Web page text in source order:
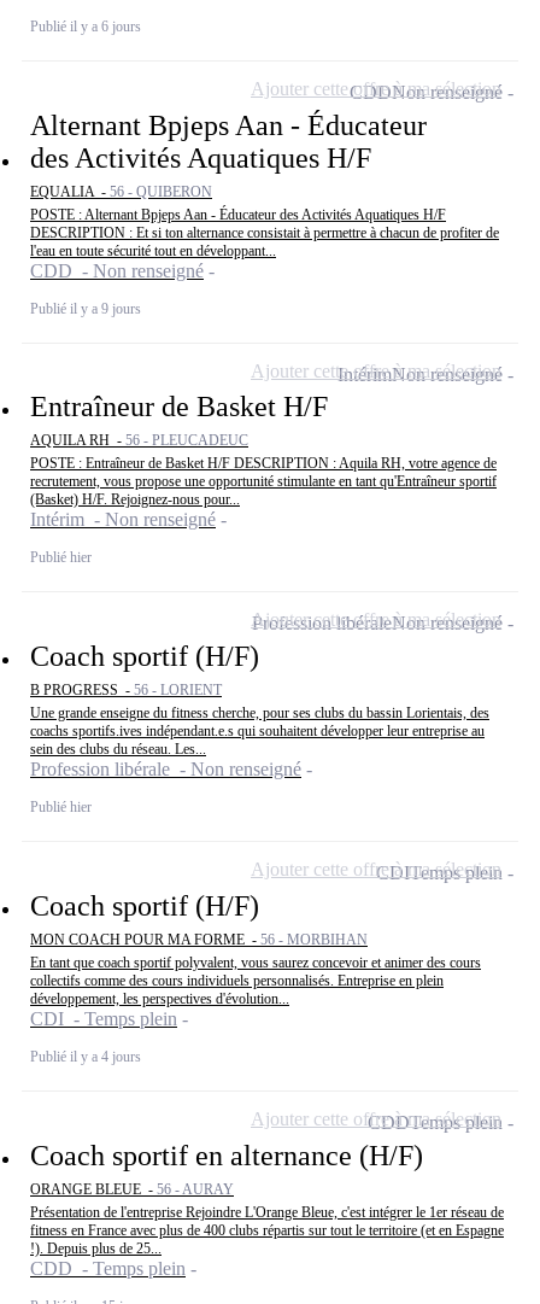
Publié il y a 6 jours
Alternant Bpjeps Aan - Éducateur
des Activités Aquatiques H/F
EQUALIA - 56 - QUIBERON
POSTE : Alternant Bpjeps Aan - Éducateur des Activités Aquatiques H/F
DESCRIPTION : Et si ton alternance consistait à permettre à chacun de profiter de
l'eau en toute sécurité tout en développant...
CDD - Non renseigné
Publié il y a 9 jours
CDDNon renseigné
Ajouter cette offre à ma sélection
Entraîneur de Basket H/F
AQUILA RH - 56 - PLEUCADEUC
POSTE : Entraîneur de Basket H/F DESCRIPTION : Aquila RH, votre agence de
recrutement, vous propose une opportunité stimulante en tant qu'Entraîneur sportif
(Basket) H/F. Rejoignez-nous pour...
Intérim - Non renseigné
Publié hier
IntérimNon renseigné
Ajouter cette offre à ma sélection
Coach sportif (H/F)
B PROGRESS - 56 - LORIENT
Une grande enseigne du fitness cherche, pour ses clubs du bassin Lorientais, des
coachs sportifs.ives indépendant.e.s qui souhaitent développer leur entreprise au
sein des clubs du réseau. Les...
Profession libérale - Non renseigné
Publié hier
Profession libéraleNon renseigné
Ajouter cette offre à ma sélection
Coach sportif (H/F)
MON COACH POUR MA FORME - 56 - MORBIHAN
En tant que coach sportif polyvalent, vous saurez concevoir et animer des cours
collectifs comme des cours individuels personnalisés. Entreprise en plein
développement, les perspectives d'évolution...
CDI - Temps plein
Publié il y a 4 jours
CDITemps plein
Ajouter cette offre à ma sélection
Coach sportif en alternance (H/F)
ORANGE BLEUE - 56 - AURAY
Présentation de l'entreprise Rejoindre L'Orange Bleue, c'est intégrer le 1er réseau de
fitness en France avec plus de 400 clubs répartis sur tout le territoire (et en Espagne
!). Depuis plus de 25...
CDD - Temps plein
CDDTemps plein
Ajouter cette offre à ma sélection